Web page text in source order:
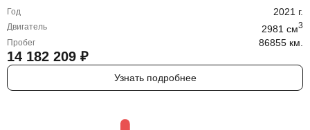
Год 2021 г.
Двигатель 2981 cм3
Пробег 86855 км.
14 182 209 ₽
Узнать подробнее